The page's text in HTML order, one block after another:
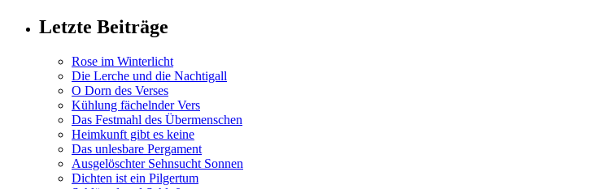
Letzte Beiträge
Rose im Winterlicht
Die Lerche und die Nachtigall
O Dorn des Verses
Kühlung fächelnder Vers
Das Festmahl des Übermenschen
Heimkunft gibt es keine
Das unlesbare Pergament
Ausgelöschter Sehnsucht Sonnen
Dichten ist ein Pilgertum